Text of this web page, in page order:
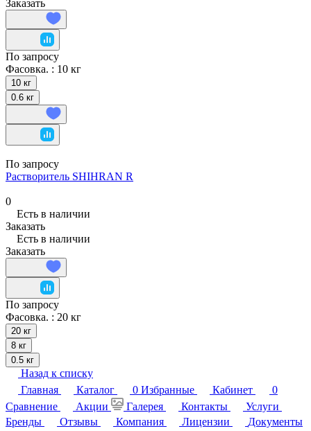
Заказать
По запросу
Фасовка. : 10 кг
10 кг
0.6 кг
По запросу
Растворитель SHIHRAN R
0
Есть в наличии
Заказать
Есть в наличии
Заказать
По запросу
Фасовка. : 20 кг
20 кг
8 кг
0.5 кг
Назад к списку
Главная
Каталог 0 Избранные Кабинет
0
Сравнение
Акции Галерея Контакты
Услуги
Бренды
Отзывы Компания Лицензии
Документы